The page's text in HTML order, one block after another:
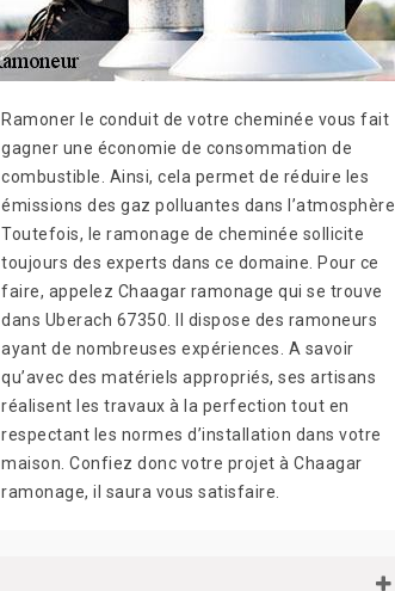
Ramoner le conduit de votre cheminée vous fait
gagner une économie de consommation de
combustible. Ainsi, cela permet de réduire les
émissions des gaz polluantes dans l’atmosphère.
Toutefois, le ramonage de cheminée sollicite
toujours des experts dans ce domaine. Pour ce
faire, appelez Chaagar ramonage qui se trouve
dans Uberach 67350. Il dispose des ramoneurs
ayant de nombreuses expériences. A savoir
qu’avec des matériels appropriés, ses artisans
réalisent les travaux à la perfection tout en
respectant les normes d’installation dans votre
maison. Confiez donc votre projet à Chaagar
ramonage, il saura vous satisfaire.